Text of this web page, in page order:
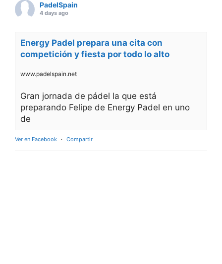
PadelSpain
4 days ago
Energy Padel prepara una cita con
competición y fiesta por todo lo alto
www.padelspain.net
Gran jornada de pádel la que está
preparando Felipe de Energy Padel en uno
de
Ver en Facebook · Compartir